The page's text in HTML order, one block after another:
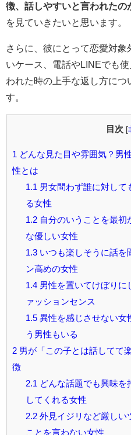
徴、話しやすいと言われたの
を見ていきたいと思います。
さらに、彼にとって恋愛対
いケース、電話やLINEでも
われた時の上手な返し方につ
す。
目次 [
1 どんな見た目や雰囲気？男
性とは
1.1 男女問わず誰に対して
る女性
1.2自分のいうことを最初
な優しい女性
1.3いつも楽しそうに話を
ン高めの女性
1.4男性を置いてけぼりに
ァッションセンス
1.5異性を感じさせない女
う男性もいる
2 男が「この子とは話してて
徴
2.1 どんな話題でも興味を
してくれる女性
2.2外見イジリなど厳しい
ことを言わない女性